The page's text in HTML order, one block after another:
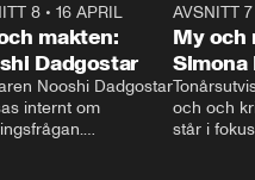
8• 16 APRIL
makten:
Dadgostar
Nooshi Dadgostar
internt om
AVSNITT 7
My och
Simona
och och
står i